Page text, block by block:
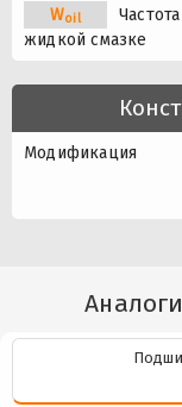
Woil
жидкой смазке
Модификация